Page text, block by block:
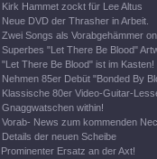
Kirk Hammet zockt für Lee Altus
Neue DVD der Thrasher in Arbeit.
Zwei Songs als Vorabgehämmer
Superbes "Let There Be Blood"
"Let There Be Blood" ist im Kasten!
Nehmen 85er Debüt "Bonded By
Klassische 80er Video-Guitar-
Gnaggwatschen within!
Vorab- News zum kommenden
Details der neuen Scheibe
Prominenter Ersatz an der Axt!